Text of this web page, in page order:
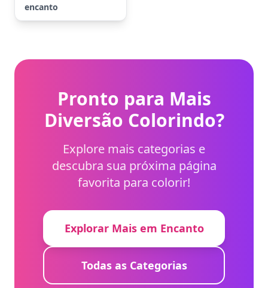
encanto
Pronto para Mais
Diversão Colorindo?
Explore mais categorias e
descubra sua próxima página
favorita para colorir!
Explorar Mais em Encanto
Todas as Categorias